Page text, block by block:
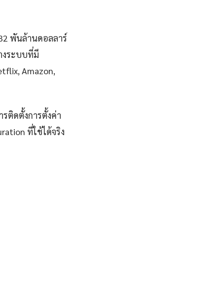
พันล้านดอลลาร์
งระบบที่มี
Amazon,
ติดตั้งการตั้งค่า
ที่ใช้ได้จริง